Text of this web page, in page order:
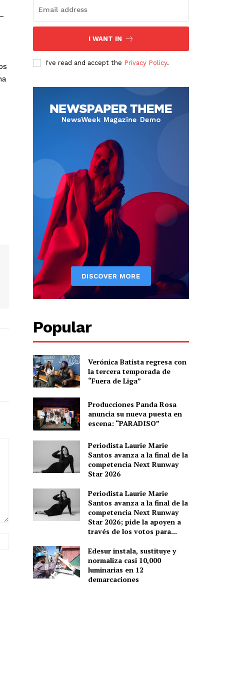
I WANT IN
I've read and accept the Privacy Policy.
Popular
Verónica Batista regresa con
la tercera temporada de
“Fuera de Liga”
Producciones Panda Rosa
anuncia su nueva puesta en
escena: “PARADISO”
Periodista Laurie Marie
Santos avanza a la final de la
competencia Next Runway
Star 2026
Periodista Laurie Marie
Santos avanza a la final de la
competencia Next Runway
Star 2026; pide la apoyen a
través de los votos para...
Edesur instala, sustituye y
normaliza casi 10,000
luminarias en 12
demarcaciones